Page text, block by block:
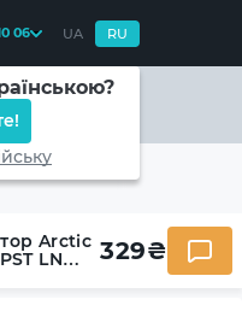
06 UA RU
Arctic
LN
329₴